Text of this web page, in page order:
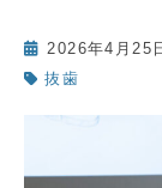
2026年4月25
抜歯